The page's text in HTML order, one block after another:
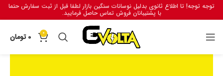
توجه توجه! تا اطلاع ثانوی بدلیل نوسانات سنگین بازار لطفا قبل از ثبت سفارش حتما
با پشتیبانان فروش تماس حاصل فرمایید.
0
0 تومان